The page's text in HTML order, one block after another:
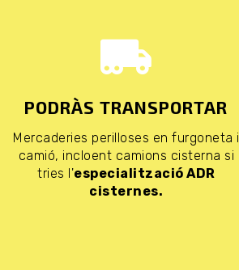
PODRÀS TRANSPORTAR
Mercaderies perilloses en furgoneta i
camió, incloent camions cisterna si
tries l'especialització ADR
cisternes.